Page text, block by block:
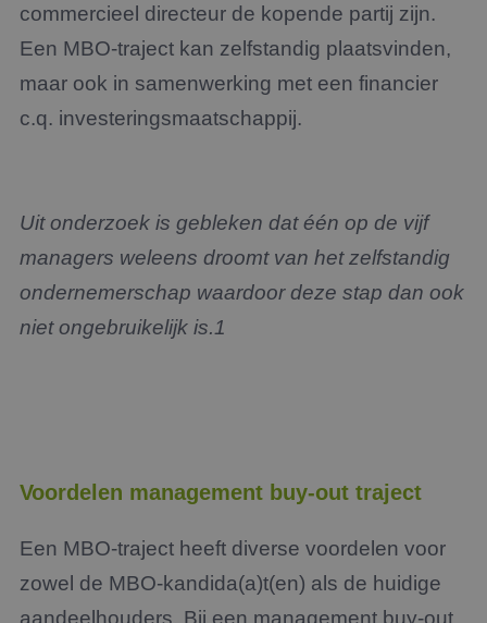
commercieel directeur de kopende partij zijn.
Een MBO-traject kan zelfstandig plaatsvinden,
maar ook in samenwerking met een financier
c.q. investeringsmaatschappij.
Uit onderzoek is gebleken dat één op de vijf
managers weleens droomt van het zelfstandig
ondernemerschap waardoor deze stap dan ook
niet ongebruikelijk is.1
Voordelen management buy-out traject
Een MBO-traject heeft diverse voordelen voor
zowel de MBO-kandida(a)t(en) als de huidige
aandeelhouders. Bij een management buy-out